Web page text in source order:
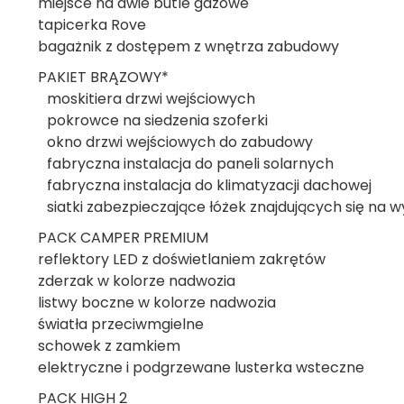
tapicerka Rove
bagażnik z dostępem z wnętrza zabudowy
PAKIET BRĄZOWY*
moskitiera drzwi wejściowych
pokrowce na siedzenia szoferki
okno drzwi wejściowych do zabudowy
fabryczna instalacja do paneli solarnych
fabryczna instalacja do klimatyzacji dachowej
siatki zabezpieczające łóżek znajdujących się na
PACK CAMPER PREMIUM
reflektory LED z doświetlaniem zakrętów
zderzak w kolorze nadwozia
listwy boczne w kolorze nadwozia
światła przeciwmgielne
schowek z zamkiem
elektryczne i podgrzewane lusterka wsteczne
PACK HIGH 2